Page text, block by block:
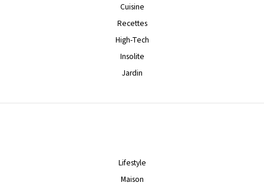
Cuisine
Recettes
High-Tech
Insolite
Jardin
Lifestyle
Maison